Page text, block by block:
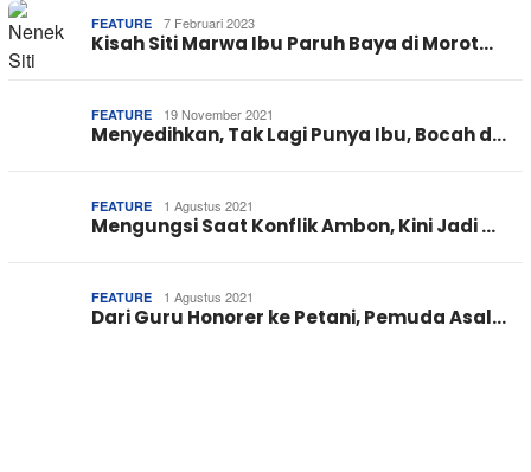
FEATURE 7 Februari 2023
Kisah Siti Marwa Ibu Paruh Baya di Morot…
FEATURE 19 November 2021
Menyedihkan, Tak Lagi Punya Ibu, Bocah d…
FEATURE 1 Agustus 2021
Mengungsi Saat Konflik Ambon, Kini Jadi …
FEATURE 1 Agustus 2021
Dari Guru Honorer ke Petani, Pemuda Asal…